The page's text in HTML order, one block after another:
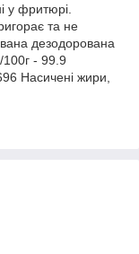
у фритюрі.
та не
дезодорована
- 99.9
Насичені жири,